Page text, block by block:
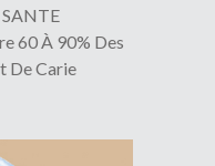
60 À 90% Des
De Carie